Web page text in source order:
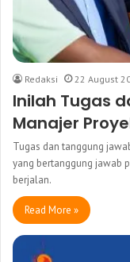
Redaksi 22 August
Inilah Tugas
Manajer
Tugas dan tanggung
yang bertanggung jawab
berjalan.
Read More »